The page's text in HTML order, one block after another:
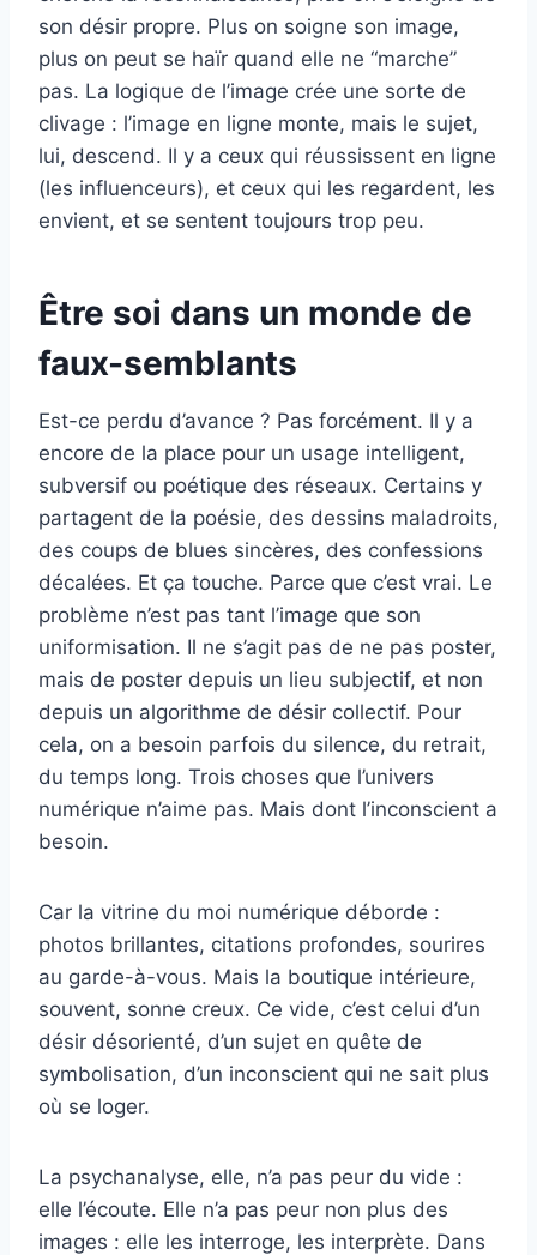
son désir propre. Plus on soigne son image,
plus on peut se haïr quand elle ne “marche”
pas. La logique de l’image crée une sorte de
clivage : l’image en ligne monte, mais le sujet,
lui, descend. Il y a ceux qui réussissent en ligne
(les influenceurs), et ceux qui les regardent, les
envient, et se sentent toujours trop peu.
Être soi dans un monde de
faux-semblants
Est-ce perdu d’avance ? Pas forcément. Il y a
encore de la place pour un usage intelligent,
subversif ou poétique des réseaux. Certains y
partagent de la poésie, des dessins maladroits,
des coups de blues sincères, des confessions
décalées. Et ça touche. Parce que c’est vrai. Le
problème n’est pas tant l’image que son
uniformisation. Il ne s’agit pas de ne pas poster,
mais de poster depuis un lieu subjectif, et non
depuis un algorithme de désir collectif. Pour
cela, on a besoin parfois du silence, du retrait,
du temps long. Trois choses que l’univers
numérique n’aime pas. Mais dont l’inconscient a
besoin.
Car la vitrine du moi numérique déborde :
photos brillantes, citations profondes, sourires
au garde-à-vous. Mais la boutique intérieure,
souvent, sonne creux. Ce vide, c’est celui d’un
désir désorienté, d’un sujet en quête de
symbolisation, d’un inconscient qui ne sait plus
où se loger.
La psychanalyse, elle, n’a pas peur du vide :
elle l’écoute. Elle n’a pas peur non plus des
images : elle les interroge, les interprète. Dans